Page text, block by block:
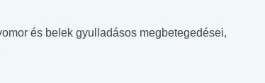
és belek gyulladásos megbetegedései,